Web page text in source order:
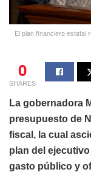
El plan financiero estatal
0
SHARES
La gobernadora
presupuesto de
fiscal, la cual
plan del
gasto público y